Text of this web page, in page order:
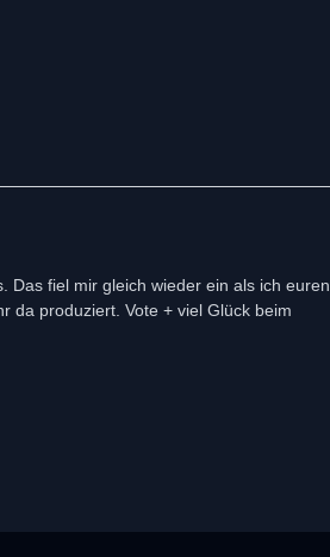
Das fiel mir gleich wieder ein als ich euren
da produziert. Vote + viel Glück beim